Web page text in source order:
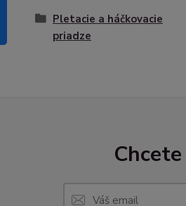
Pletacie a háčkovacie
priadze